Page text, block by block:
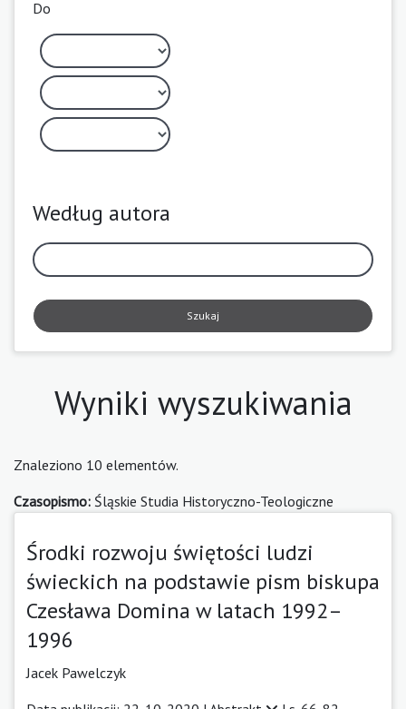
Do
Według autora
Szukaj
Wyniki wyszukiwania
Znaleziono 10 elementów.
Czasopismo: Śląskie Studia Historyczno-Teologiczne
Środki rozwoju świętości ludzi
świeckich na podstawie pism biskupa
Czesława Domina w latach 1992–
1996
Jacek Pawelczyk